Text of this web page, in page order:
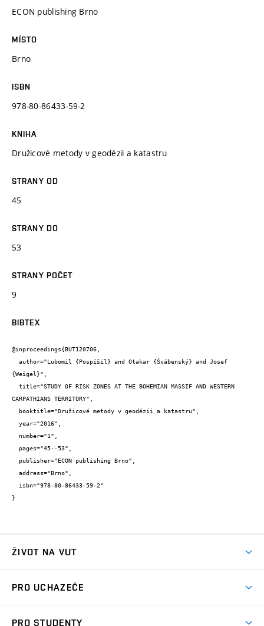
ECON publishing Brno
MÍSTO
Brno
ISBN
978-80-86433-59-2
KNIHA
Družicové metody v geodézii a katastru
STRANY OD
45
STRANY DO
53
STRANY POČET
9
BIBTEX
@inproceedings{BUT120706,
{Weigel}",
CARPATHIANS TERRITORY",
}
ŽIVOT NA VUT
Koleje
PRO UCHAZEČE
PRO STUDENTY